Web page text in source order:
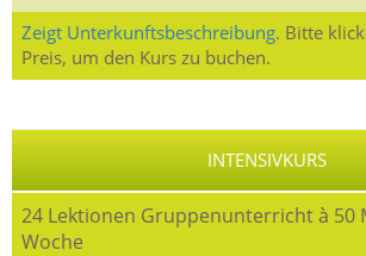
Zeigt Unterkunftsbeschreibung. Bitte
Preis, um den Kurs zu buchen.
INTENSIVKURS
24 Lektionen Gruppenunterricht à 50
Woche